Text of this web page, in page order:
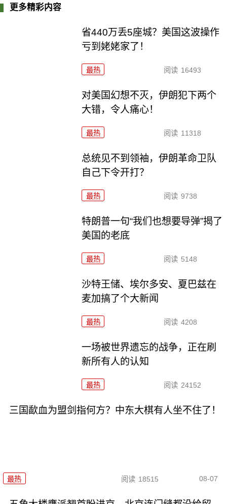
更多精彩内容
省440万丢5座城？美国这波操作
亏到姥姥家了！
最热 阅读 16493
对美国幻想不灭，伊朗犯下两个
大错，令人痛心！
最热 阅读 11318
总统见不到领袖，伊朗革命卫队
自己下令开打？
最热 阅读 9738
特朗普一句“我们也想要导弹”揭了
美国的老底
最热 阅读 5148
沙特王储、埃尔多安、夏巴兹在
麦加搞了个大新闻
最热 阅读 4208
一场被世界遗忘的战争，正在刷
新所有人的认知
最热 阅读 24152
三国歃血为盟剑指何方？中东大棋有人坐不住了！
最热 阅读 18515 08-07